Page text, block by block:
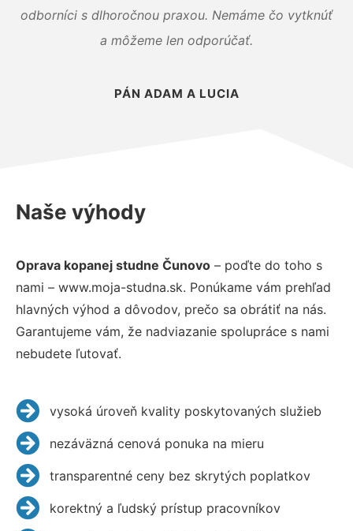
odborníci s dlhoročnou praxou. Nemáme čo vytknúť
a môžeme len odporúčať.
PÁN ADAM A LUCIA
Naše výhody
Oprava kopanej studne Čunovo – poďte do toho s
nami – www.moja-studna.sk. Ponúkame vám prehľad
hlavných výhod a dôvodov, prečo sa obrátiť na nás.
Garantujeme vám, že nadviazanie spolupráce s nami
nebudete ľutovať.
vysoká úroveň kvality poskytovaných služieb
nezáväzná cenová ponuka na mieru
transparentné ceny bez skrytých poplatkov
korektný a ľudský prístup pracovníkov